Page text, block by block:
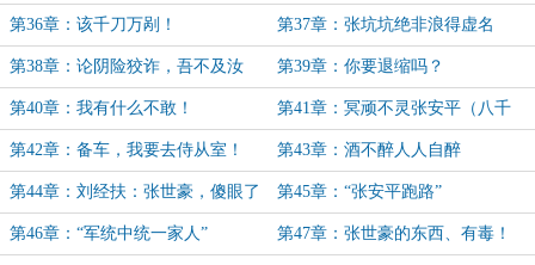
讲武德！ 票！
第36章：该千刀万剐！ 第37章：张坑坑绝非浪得虚名
第38章：论阴险狡诈，吾不及汝
啊！
第39章：你要退缩吗？
第40章：我有什么不敢！ 第41章：冥顽不灵张安平（八千
字）
第42章：备车，我要去侍从室！ 第43章：酒不醉人人自醉
第44章：刘经扶：张世豪，傻眼了
吧！
第45章：“张安平跑路”
第46章：“军统中统一家人” 第47章：张世豪的东西、有毒！